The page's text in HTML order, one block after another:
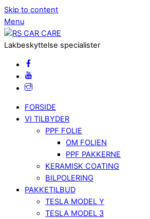
Skip to content
Menu
Lakbeskyttelse specialister
FORSIDE
VI TILBYDER
PPF FOLIE
OM FOLIEN
PPF PAKKERNE
KERAMISK COATING
BILPOLERING
PAKKETILBUD
TESLA MODEL Y
TESLA MODEL 3